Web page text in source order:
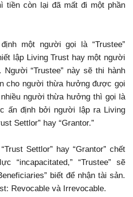
tiền còn lại đã mất đi một phần
một người gọi là “Trustee”
lập Living Trust hay một người
“Trustee” này sẽ thi hành
cho người thừa hưởng được gọi
nhiều người thừa hưởng thì gọi là
ấn định bởi người lập ra Living
Settlor” hay “Grantor.”
Settlor” hay “Grantor” chết
“incapacitated,” “Trustee” sẽ
biết để nhận tài sản.
Revocable và Irrevocable.